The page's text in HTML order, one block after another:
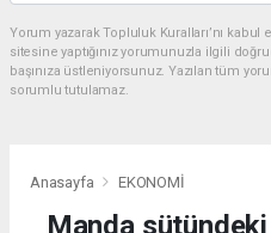
Yorum yazarak Topluluk Kuralları’nı
sitesine yaptığınız yorumunuzla ilgili
başınıza üstleniyorsunuz. Yazılan tüm
sorumlu tutulamaz.
Anasayfa EKONOMİ
Manda